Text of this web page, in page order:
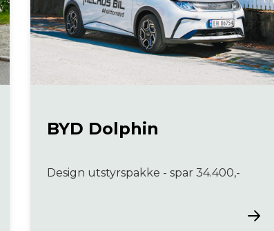
BYD Dolphin
Design utstyrspakke - spar 34.400,-